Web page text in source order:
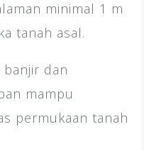
minimal 1 m
tanah asal.
dan
mampu
permukaan tanah